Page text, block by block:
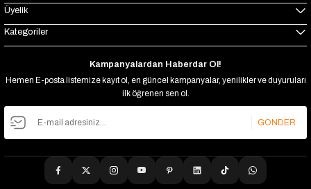
Üyelik
Kategoriler
Kampanyalardan Haberdar Ol!
Hemen E-posta listemize kayıt ol, en güncel kampanyalar, yenilikler ve duyuruları
ilk öğrenen sen ol.
GÖNDER